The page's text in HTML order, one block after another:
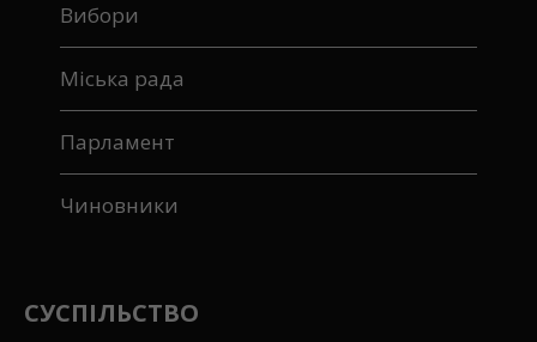
Вибори
Міська рада
Парламент
Чиновники
СУСПІЛЬСТВО